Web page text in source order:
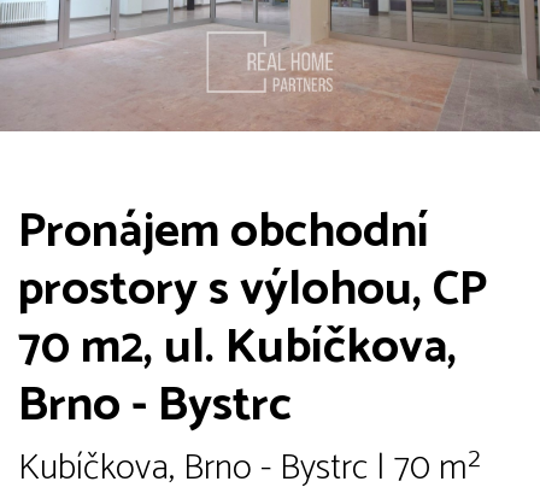
Pronájem obchodní
prostory s výlohou, CP
70 m2, ul. Kubíčkova,
Brno - Bystrc
Kubíčkova, Brno - Bystrc | 70 m²